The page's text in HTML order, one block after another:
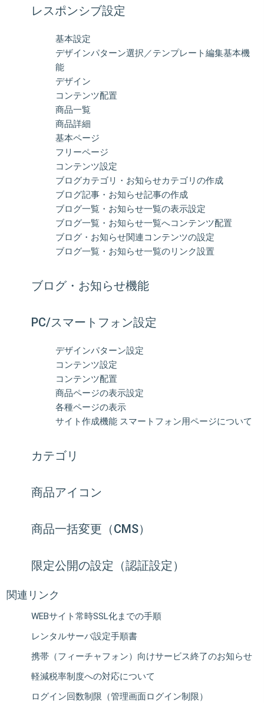
レスポンシブ設定
基本設定
デザインパターン選択／テンプレート編集基本機
能
デザイン
コンテンツ配置
商品一覧
商品詳細
基本ページ
フリーページ
コンテンツ設定
ブログカテゴリ・お知らせカテゴリの作成
ブログ記事・お知らせ記事の作成
ブログ一覧・お知らせ一覧の表示設定
ブログ一覧・お知らせ一覧へコンテンツ配置
ブログ・お知らせ関連コンテンツの設定
ブログ一覧・お知らせ一覧のリンク設置
ブログ・お知らせ機能
PC/スマートフォン設定
デザインパターン設定
コンテンツ設定
コンテンツ配置
商品ページの表示設定
各種ページの表示
サイト作成機能 スマートフォン用ページについて
カテゴリ
商品アイコン
商品一括変更（CMS）
限定公開の設定（認証設定）
関連リンク
WEBサイト常時SSL化までの手順
レンタルサーバ設定手順書
携帯（フィーチャフォン）向けサービス終了のお知らせ
軽減税率制度への対応について
ログイン回数制限（管理画面ログイン制限）